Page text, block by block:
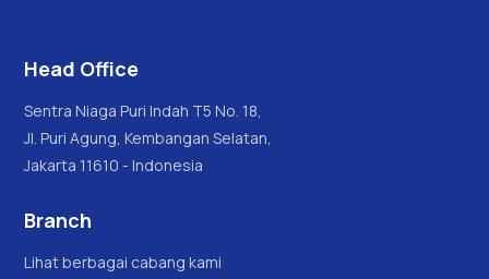
Head Office
Sentra Niaga Puri Indah T5 No. 18,
Jl. Puri Agung, Kembangan Selatan,
Jakarta 11610 - Indonesia
Branch
Lihat berbagai cabang kami